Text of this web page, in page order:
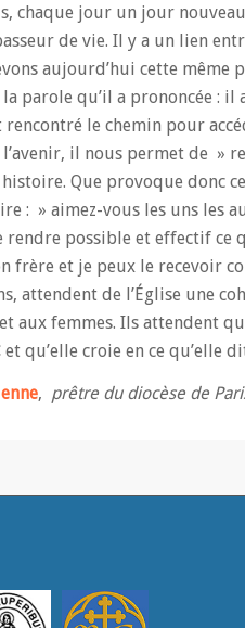
chaque jour un jour
de vie. Il y a un lien
aujourd’hui cette même
la parole qu’il a prononcée :
rencontré le chemin pour
il nous permet de »
Que provoque donc
: » aimez-vous les uns les
possible et effectif ce
frère et je peux le recevoir
attendent de l’Église une
aux femmes. Ils attendent
et qu’elle croie en ce qu’elle
, prêtre du diocèse de